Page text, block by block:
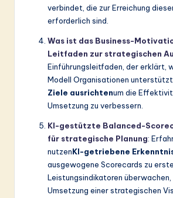
verbindet, die zur Erreichung
erforderlich sind.
Was ist das Business-
Leitfaden zur strategischen
Einführungsleitfaden, der erklärt,
Modell Organisationen unterstützt
Ziele ausrichtenum die
Umsetzung zu verbessern.
KI-gestützte Balanced-
für strategische Planung:
nutzenKI-getriebene
ausgewogene Scorecards zu
Leistungsindikatoren
Umsetzung einer strategischen